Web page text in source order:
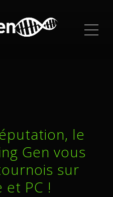
le
Gen vous
sur
et PC !